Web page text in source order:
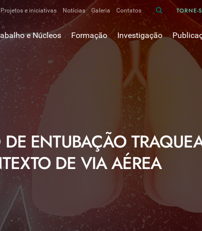
Projetos e iniciativas Notícias Galeria Contatos TORNE-
e Núcleos
Pulmonar
e do Ambiente
Pulmonares
e DPOC
do Sono
Formação
Hot Topics em Pneumologia
Fórum das Comissões de Trabalho
Investigação
Bases de dados
Prémios e Bolsas
Projectos de Investigação
50
Cuidados
Dispositivos
DPOC
Pneumonia
Tuberculose
ENTUBAÇÃO
DE VIA AÉREA